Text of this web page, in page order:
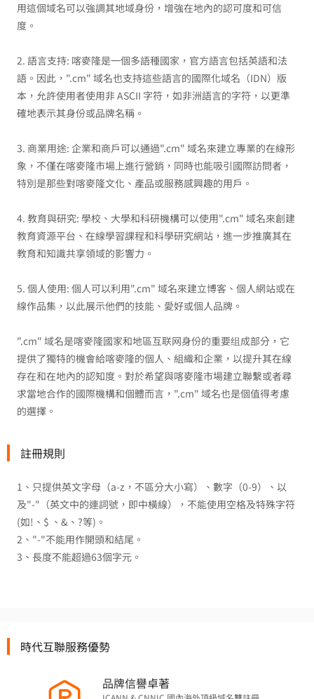
用這個域名可以強調其地域身份，增強在地內的認可度和可信
度。
2. 語言支持: 喀麥隆是一個多語種國家，官方語言包括英語和法
語。因此，".cm" 域名也支持這些語言的國際化域名（IDN）版
本，允許使用者使用非 ASCII 字符，如非洲語言的字符，以更準
確地表示其身份或品牌名稱。
3. 商業用途: 企業和商戶可以通過".cm" 域名來建立專業的在線形
象，不僅在喀麥隆市場上進行營銷，同時也能吸引國際訪問者，
特別是那些對喀麥隆文化、產品或服務感興趣的用戶。
4. 教育與研究: 學校、大學和科研機構可以使用".cm" 域名來創建
教育資源平台、在線學習課程和科學研究網站，進一步推廣其在
教育和知識共享領域的影響力。
5. 個人使用: 個人可以利用".cm" 域名來建立博客、個人網站或在
線作品集，以此展示他們的技能、愛好或個人品牌。
".cm" 域名是喀麥隆國家和地區互联网身份的重要组成部分，它
提供了獨特的機會給喀麥隆的個人、組織和企業，以提升其在線
存在和在地內的認知度。對於希望與喀麥隆市場建立聯繫或者尋
求當地合作的國際機構和個體而言，".cm" 域名也是個值得考慮
的選擇。
註冊規則
1、只提供英文字母（a-z，不區分大小寫）、數字（0-9）、以
及"-"（英文中的連詞號，即中橫線），不能使用空格及特殊字符
(如!、$ 、&、?等)。
2、"-"不能用作開頭和結尾。
3、長度不能超過63個字元。
時代互聯服務優勢
品牌信譽卓著